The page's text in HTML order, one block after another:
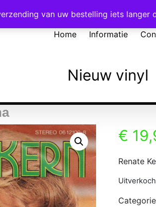
Voor 16:00 besteld = vandaag
Home Informatie
Nieuw vinyl
€
Renate
van uw bestelling iets